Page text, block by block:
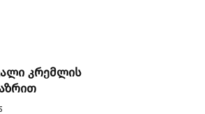
კრემლის